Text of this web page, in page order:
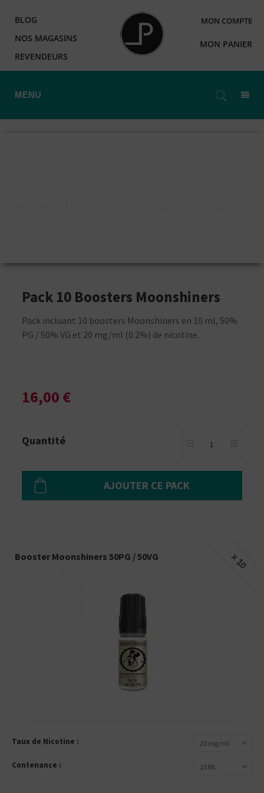
BLOG
NOS MAGASINS
REVENDEURS
MON COMPTE
MON PANIER
MENU
Pack 10 Boosters Moonshiners
Pack incluant 10 boosters Moonshiners en 10 ml, 50%
PG / 50% VG et 20 mg/ml (0.2%) de nicotine.
16,00 €
Quantité
AJOUTER CE PACK
x 10
Booster Moonshiners 50PG / 50VG
Taux de Nicotine : 20 mg/ml
Contenance : 10 ML